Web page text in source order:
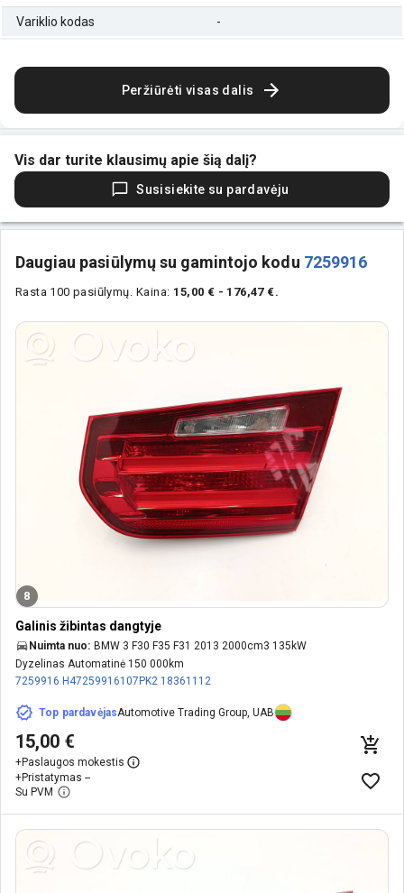
Variklio kodas -
Peržiūrėti visas dalis
Vis dar turite klausimų apie šią dalį?
Susisiekite su pardavėju
Daugiau pasiūlymų su gamintojo kodu 7259916
Rasta 100 pasiūlymų. Kaina: 15,00 € - 176,47 €.
8
Galinis žibintas dangtyje
Nuimta nuo: BMW 3 F30 F35 F31 2013 2000cm3 135kW
Dyzelinas Automatinė 150 000km
7259916 H47259916107PK2 18361112
Top pardavėjasAutomotive Trading Group, UAB
15,00 €
+Paslaugos mokestis
+Pristatymas --
Su PVM